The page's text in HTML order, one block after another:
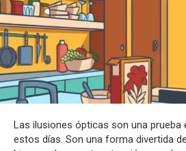
Las ilusiones ópticas son una prueba
estos días. Son una forma divertida